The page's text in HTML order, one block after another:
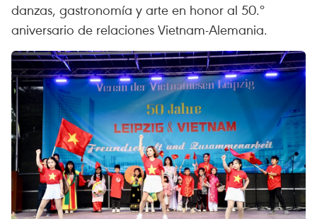
danzas, gastronomía y arte en honor al 50.º
aniversario de relaciones Vietnam-Alemania.